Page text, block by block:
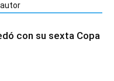
con su sexta Copa